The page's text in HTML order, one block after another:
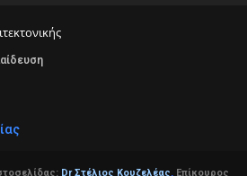
Dr Στέλιος Κουζελέας,Επίκουρος